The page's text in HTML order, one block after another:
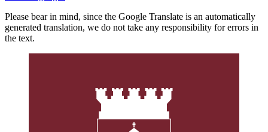
Please bear in mind, since the Google Translate is an automatically
generated translation, we do not take any responsibility for errors in
the text.